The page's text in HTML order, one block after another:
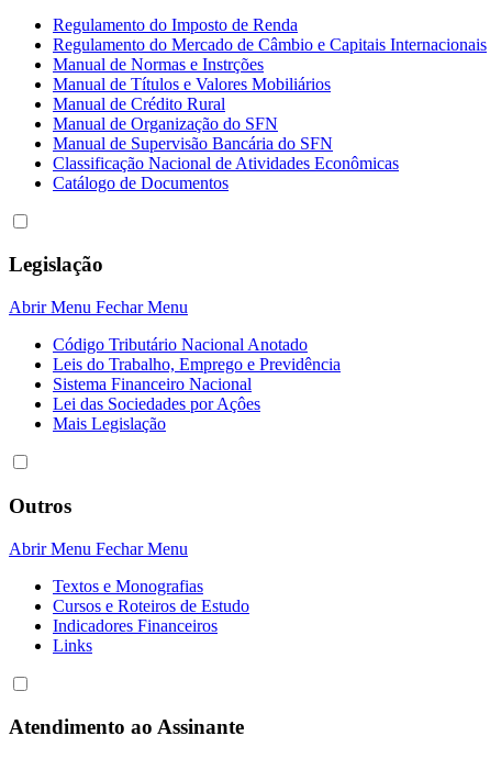
Regulamento do Imposto de Renda
Regulamento do Mercado de Câmbio e Capitais Internacionais
Manual de Normas e Instrções
Manual de Títulos e Valores Mobiliários
Manual de Crédito Rural
Manual de Organização do SFN
Manual de Supervisão Bancária do SFN
Classificação Nacional de Atividades Econômicas
Catálogo de Documentos
Legislação
Abrir Menu Fechar Menu
Código Tributário Nacional Anotado
Leis do Trabalho, Emprego e Previdência
Sistema Financeiro Nacional
Lei das Sociedades por Açôes
Mais Legislação
Outros
Abrir Menu Fechar Menu
Textos e Monografias
Cursos e Roteiros de Estudo
Indicadores Financeiros
Links
Atendimento ao Assinante